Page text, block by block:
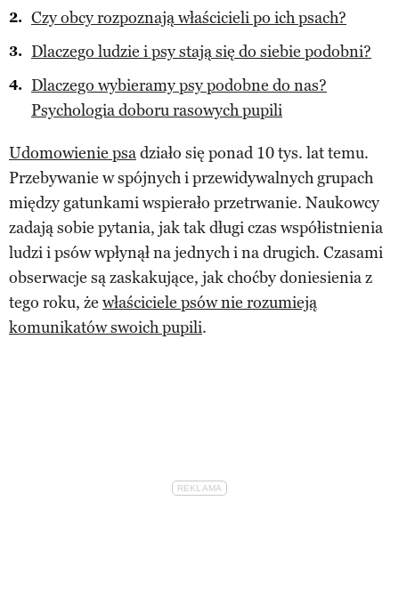
Czy obcy rozpoznają właścicieli po ich psach?
Dlaczego ludzie i psy stają się do siebie podobni?
Dlaczego wybieramy psy podobne do nas?
Psychologia doboru rasowych pupili
Udomowienie psadziało się ponad 10 tys. lat temu.
Przebywanie w spójnych i przewidywalnych grupach
między gatunkami wspierało przetrwanie. Naukowcy
zadają sobie pytania, jak tak długi czas współistnienia
ludzi i psów wpłynął na jednych i na drugich. Czasami
obserwacje są zaskakujące, jak choćby doniesienia z
tego roku, że właściciele psów nie rozumieją
komunikatów swoich pupili.